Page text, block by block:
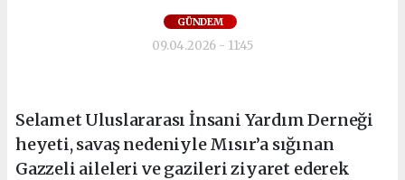
GÜNDEM
09.04.2026 - 11:45
Selamet Uluslararası İnsani Yardım Derneği
heyeti, savaş nedeniyle Mısır’a sığınan
Gazzeli aileleri ve gazileri ziyaret ederek